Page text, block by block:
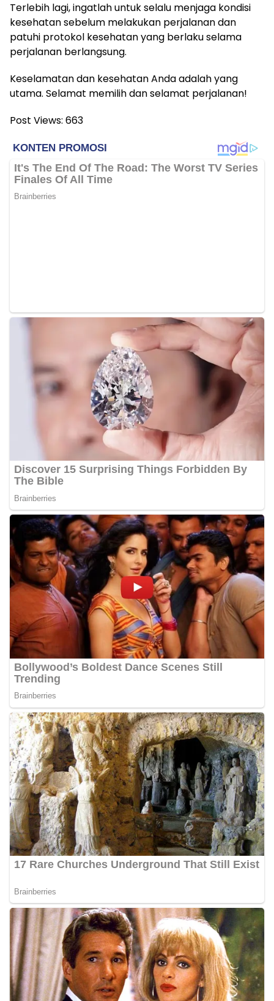
Terlebih lagi, ingatlah untuk selalu menjaga kondisi
kesehatan sebelum melakukan perjalanan dan
patuhi protokol kesehatan yang berlaku selama
perjalanan berlangsung.
Keselamatan dan kesehatan Anda adalah yang
utama. Selamat memilih dan selamat perjalanan!
Post Views: 663